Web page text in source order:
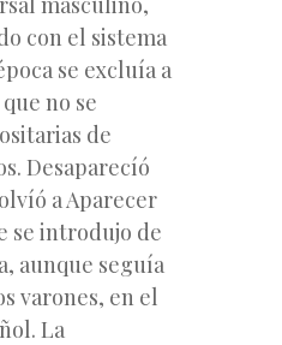
con el sistema
se excluía a
no se
de
Desaparecíó
a Aparecer
se introdujo de
aunque seguía
varones, en el
La